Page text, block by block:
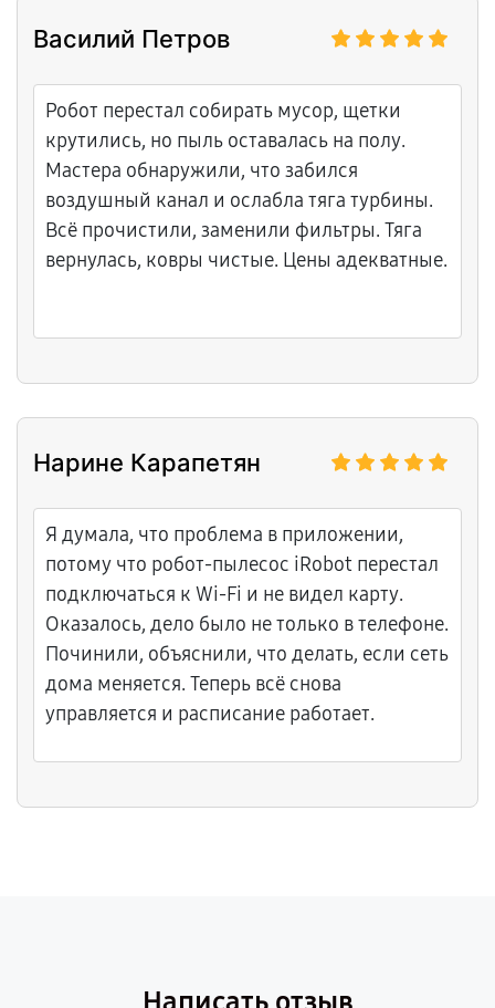
Василий Петров
Робот перестал собирать мусор, щетки
крутились, но пыль оставалась на полу.
Мастера обнаружили, что забился
воздушный канал и ослабла тяга турбины.
Всё прочистили, заменили фильтры. Тяга
вернулась, ковры чистые. Цены адекватные.
Нарине Карапетян
Я думала, что проблема в приложении,
потому что робот-пылесос iRobot перестал
подключаться к Wi-Fi и не видел карту.
Оказалось, дело было не только в телефоне.
Починили, объяснили, что делать, если сеть
дома меняется. Теперь всё снова
управляется и расписание работает.